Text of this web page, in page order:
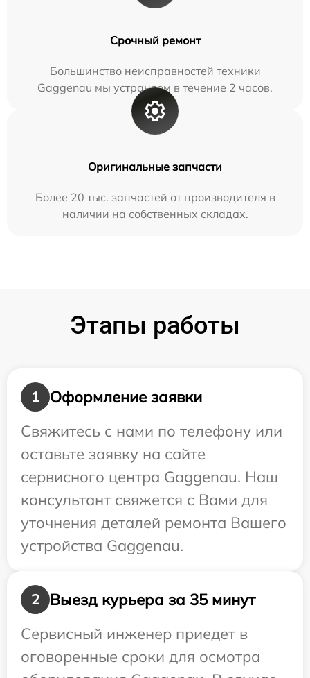
Срочный ремонт
Большинство неисправностей техники
Gaggenau мы устраняем в течение 2 часов.
Оригинальные запчасти
Более 20 тыс. запчастей от производителя в
наличии на собственных складах.
Этапы работы
1
Оформление заявки
Свяжитесь с нами по телефону или
оставьте заявку на сайте
сервисного центра Gaggenau. Наш
консультант свяжется с Вами для
уточнения деталей ремонта Вашего
устройства Gaggenau.
2
Выезд курьера за 35 минут
Сервисный инженер приедет в
оговоренные сроки для осмотра